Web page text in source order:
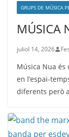
GRUPS DE MÚSICA
MÚSICA
juliol 14, 2026
Música Nua
en l’espai-
diferents però